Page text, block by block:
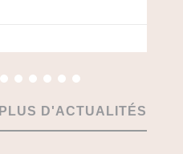
PLUS D'ACTUALITÉS